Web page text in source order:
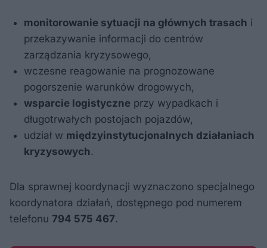
monitorowanie sytuacji na głównych trasach i
przekazywanie informacji do centrów
zarządzania kryzysowego,
wczesne reagowanie na prognozowane
pogorszenie warunków drogowych,
wsparcie logistyczne przy wypadkach i
długotrwałych postojach pojazdów,
udział w międzyinstytucjonalnych działaniach
kryzysowych.
Dla sprawnej koordynacji wyznaczono specjalnego
koordynatora działań, dostępnego pod numerem
telefonu 794 575 467.